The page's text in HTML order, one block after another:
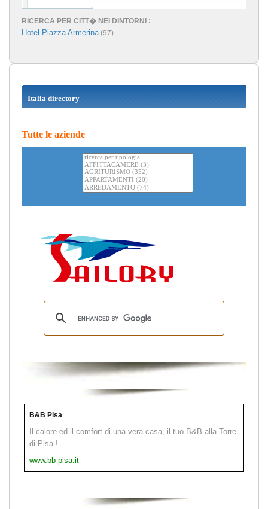
RICERCA PER CITT� NEI DINTORNI :
Hotel Piazza Armerina(97)
Italia directory
Tutte le aziende
B&B Pisa
Il calore ed il comfort di una vera casa, il tuo B&B alla Torre
di Pisa !
www.bb-pisa.it